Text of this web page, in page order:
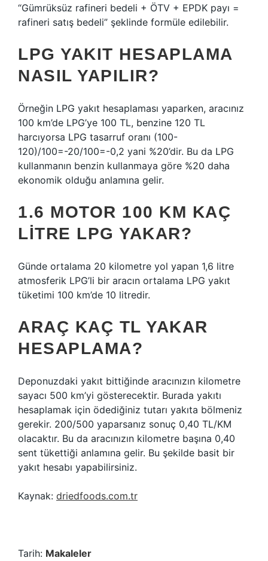
“Gümrüksüz rafineri bedeli + ÖTV + EPDK payı =
rafineri satış bedeli” şeklinde formüle edilebilir.
LPG YAKIT HESAPLAMA
NASIL YAPILIR?
Örneğin LPG yakıt hesaplaması yaparken, aracınız
100 km’de LPG’ye 100 TL, benzine 120 TL
harcıyorsa LPG tasarruf oranı (100-
120)/100=-20/100=-0,2 yani %20’dir. Bu da LPG
kullanmanın benzin kullanmaya göre %20 daha
ekonomik olduğu anlamına gelir.
1.6 MOTOR 100 KM KAÇ
LITRE LPG YAKAR?
Günde ortalama 20 kilometre yol yapan 1,6 litre
atmosferik LPG’li bir aracın ortalama LPG yakıt
tüketimi 100 km’de 10 litredir.
ARAÇ KAÇ TL YAKAR
HESAPLAMA?
Deponuzdaki yakıt bittiğinde aracınızın kilometre
sayacı 500 km’yi gösterecektir. Burada yakıtı
hesaplamak için ödediğiniz tutarı yakıta bölmeniz
gerekir. 200/500 yaparsanız sonuç 0,40 TL/KM
olacaktır. Bu da aracınızın kilometre başına 0,40
sent tükettiği anlamına gelir. Bu şekilde basit bir
yakıt hesabı yapabilirsiniz.
Kaynak: driedfoods.com.tr
Tarih: Makaleler